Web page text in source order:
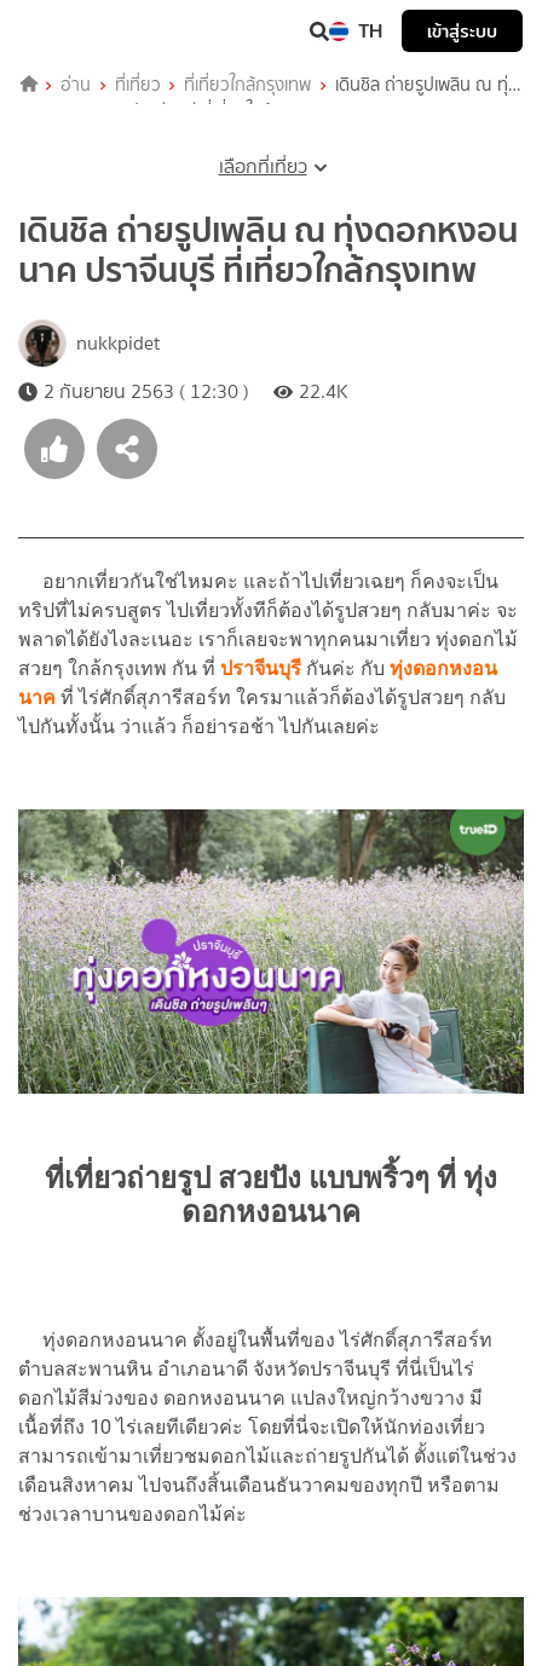
TH เข้าสู่ระบบ
อ่าน ที่เที่ยว ที่เที่ยวใกล้กรุงเทพ
เดินชิล ถ่ายรูปเพลิน ณ ทุ่ง
ดอกหงอนนาค ปราจีนบุรี ที่เที่ยวใกล้กรุงเทพ
เลือกที่เที่ยว
เดินชิล ถ่ายรูปเพลิน ณ ทุ่งดอกหงอน
นาค ปราจีนบุรี ที่เที่ยวใกล้กรุงเทพ
nukkpidet
2 กันยายน 2563 ( 12:30 )
22.4K
อยากเที่ยวกันใช่ไหมคะ และถ้าไปเที่ยวเฉยๆ ก็คงจะเป็น
ทริปที่ไม่ครบสูตร ไปเที่ยวทั้งทีก็ต้องได้รูปสวยๆ กลับมาค่ะ จะ
พลาดได้ยังไงละเนอะ เราก็เลยจะพาทุกคนมาเที่ยว ทุ่งดอกไม้
สวยๆ ใกล้กรุงเทพ กัน ที่ ปราจีนบุรี กันค่ะ กับ ทุ่งดอกหงอน
นาค ที่ ไร่ศักดิ์สุภารีสอร์ท ใครมาแล้วก็ต้องได้รูปสวยๆ กลับ
ไปกันทั้งนั้น ว่าแล้ว ก็อย่ารอช้า ไปกันเลยค่ะ
ที่เที่ยวถ่ายรูป สวยปัง แบบพริ้วๆ ที่ ทุ่ง
ดอกหงอนนาค
ทุ่งดอกหงอนนาค ตั้งอยู่ในพื้นที่ของ ไร่ศักดิ์สุภารีสอร์ท
ตำบลสะพานหิน อำเภอนาดี จังหวัดปราจีนบุรี ที่นี่เป็นไร่
ดอกไม้สีม่วงของ ดอกหงอนนาค แปลงใหญ่กว้างขวาง มี
เนื้อที่ถึง 10 ไร่เลยทีเดียวค่ะ โดยที่นี่จะเปิดให้นักท่องเที่ยว
สามารถเข้ามาเที่ยวชมดอกไม้และถ่ายรูปกันได้ ตั้งแต่ในช่วง
เดือนสิงหาคม ไปจนถึงสิ้นเดือนธันวาคมของทุกปี หรือตาม
ช่วงเวลาบานของดอกไม้ค่ะ